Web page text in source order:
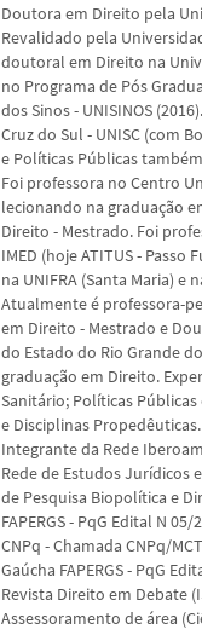
Doutora em Direito pela
Revalidado pela
doutoral em Direito na
no Programa de Pós
dos Sinos - UNISINOS
Cruz do Sul - UNISC (com
e Políticas Públicas
Foi professora no Centro
lecionando na graduação
Direito - Mestrado. Foi
IMED (hoje ATITUS - Passo
na UNIFRA (Santa Maria) e
Atualmente é professora-
em Direito - Mestrado e
do Estado do Rio Grande
graduação em Direito.
Sanitário; Políticas
e Disciplinas
Integrante da Rede
Rede de Estudos Jurídicos
de Pesquisa Biopolítica e
FAPERGS - PqG Edital N
CNPq - Chamada CNPq/
Gaúcha FAPERGS - PqG
Revista Direito em Debate
Assessoramento de área